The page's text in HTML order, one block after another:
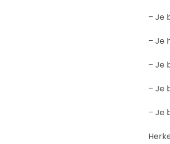
– Je
– Je
– Je
– Je
– Je